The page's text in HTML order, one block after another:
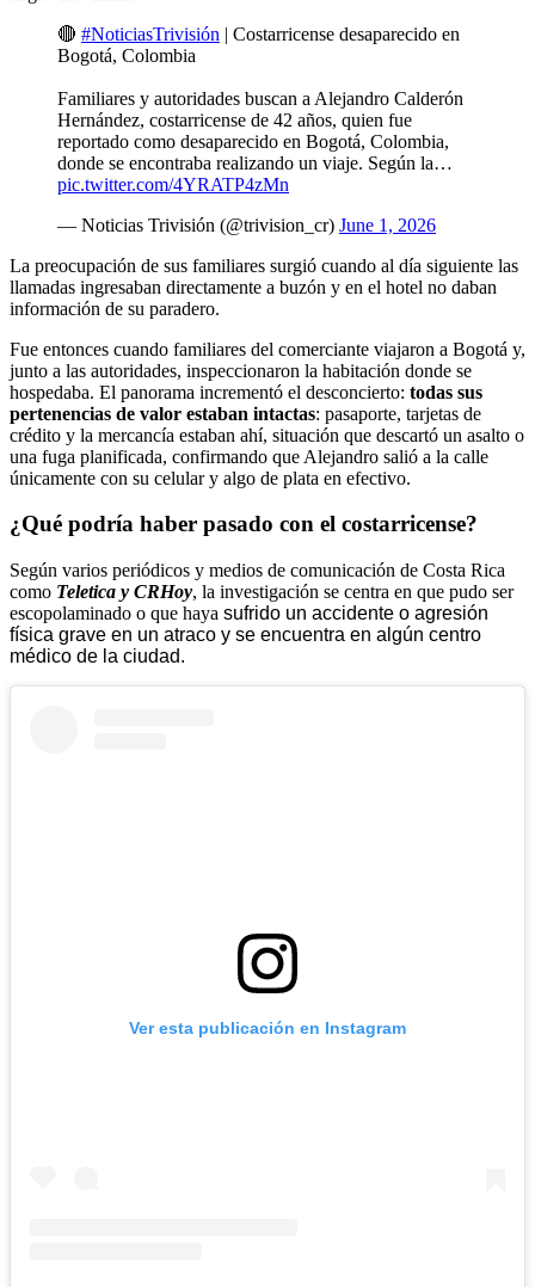
🔴 #NoticiasTrivisión | Costarricense desaparecido en
Bogotá, Colombia
Familiares y autoridades buscan a Alejandro Calderón
Hernández, costarricense de 42 años, quien fue
reportado como desaparecido en Bogotá, Colombia,
donde se encontraba realizando un viaje. Según la…
pic.twitter.com/4YRATP4zMn
— Noticias Trivisión (@trivision_cr) June 1, 2026
La preocupación de sus familiares surgió cuando al día siguiente las
llamadas ingresaban directamente a buzón y en el hotel no daban
información de su paradero.
Fue entonces cuando familiares del comerciante viajaron a Bogotá y,
junto a las autoridades, inspeccionaron la habitación donde se
hospedaba. El panorama incrementó el desconcierto: todas sus
pertenencias de valor estaban intactas: pasaporte, tarjetas de
crédito y la mercancía estaban ahí, situación que descartó un asalto o
una fuga planificada, confirmando que Alejandro salió a la calle
únicamente con su celular y algo de plata en efectivo.
¿Qué podría haber pasado con el costarricense?
Según varios periódicos y medios de comunicación de Costa Rica
como Teletica y CRHoy, la investigación se centra en que pudo ser
escopolaminado o que haya sufrido un accidente o agresión
física grave en un atraco y se encuentra en algún centro
médico de la ciudad.
Ver esta publicación en Instagram